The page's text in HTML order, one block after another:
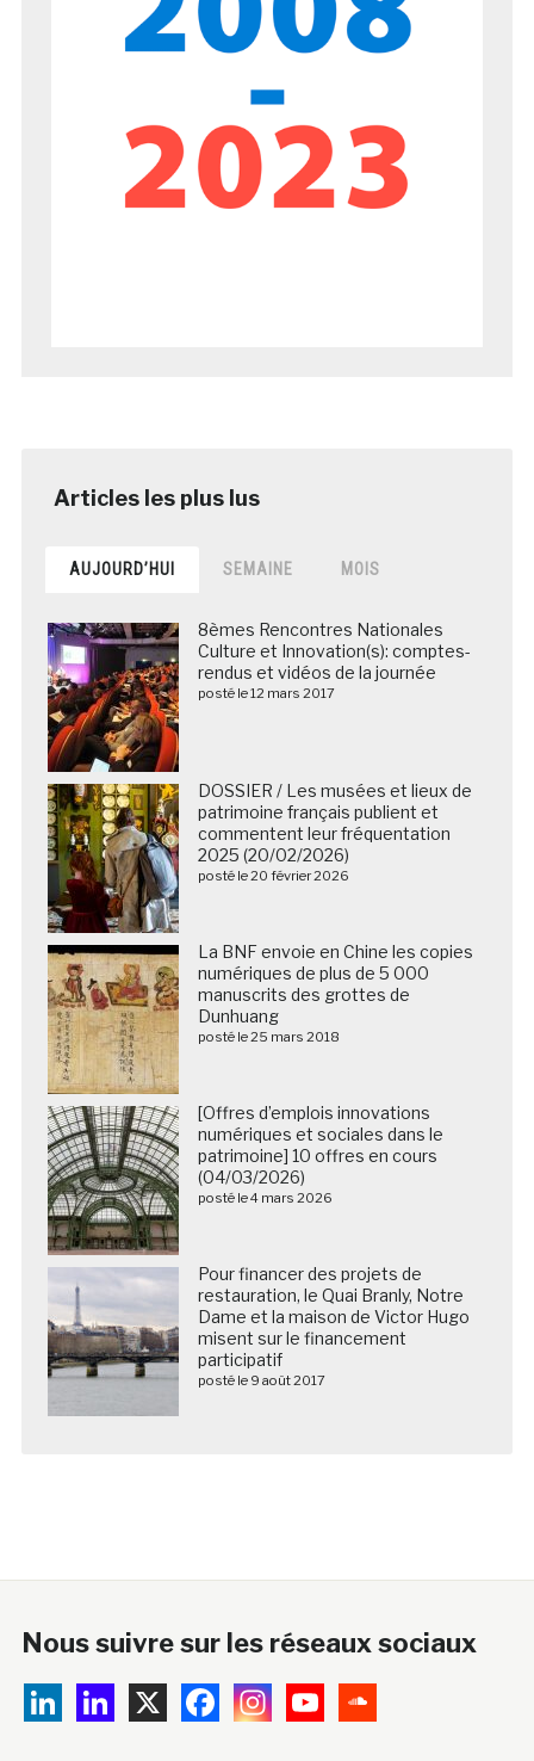
AUJOURD’HUI SEMAINE MOIS
8èmes Rencontres Nationales
Culture et Innovation(s): comptes-
rendus et vidéos de la journée
posté le 12 mars 2017
DOSSIER / Les musées et lieux de
patrimoine français publient et
commentent leur fréquentation
2025 (20/02/2026)
posté le 20 février 2026
La BNF envoie en Chine les copies
numériques de plus de 5 000
manuscrits des grottes de
Dunhuang
posté le 25 mars 2018
[Offres d’emplois innovations
numériques et sociales dans le
patrimoine] 10 offres en cours
(04/03/2026)
posté le 4 mars 2026
Pour financer des projets de
restauration, le Quai Branly, Notre
Dame et la maison de Victor Hugo
misent sur le financement
participatif
posté le 9 août 2017
Nous suivre sur les réseaux sociaux